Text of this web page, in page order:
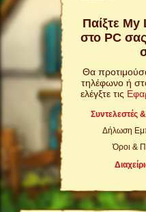
Παίξτε
στο PC
Θα
τηλέφωνο ή
ελέγξτε τις
Συντελεστές
Δήλωση
Όροι &